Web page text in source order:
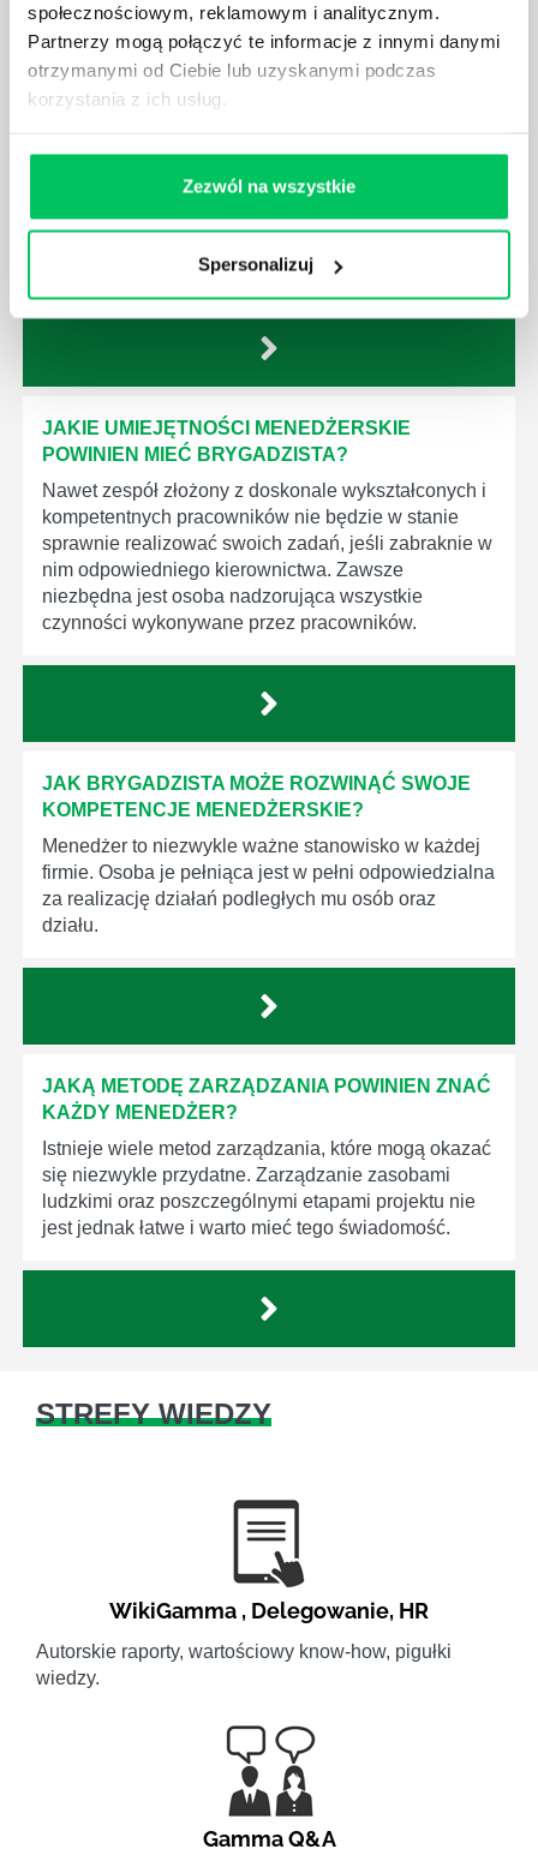
społecznościowym, reklamowym i analitycznym.
Partnerzy mogą połączyć te informacje z innymi danymi
otrzymanymi od Ciebie lub uzyskanymi podczas
korzystania z ich usług.
Zezwól na wszystkie
Spersonalizuj
JAKIE ZADANIA MUSZĄ ZREALIZOWAĆ
AGILE to coraz popularniejsze w każdej większej (i
mniejszej) firmie pojęcie związane z realizacją
projektów biznesowych. Z pewnością każda osoba
JAKIE UMIEJĘTNOŚCI MENEDŻERSKIE
POWINIEN MIEĆ BRYGADZISTA?
Nawet zespół złożony z doskonale wykształconych i
kompetentnych pracowników nie będzie w stanie
sprawnie realizować swoich zadań, jeśli zabraknie w
nim odpowiedniego kierownictwa. Zawsze
niezbędna jest osoba nadzorująca wszystkie
czynności wykonywane przez pracowników.
JAK BRYGADZISTA MOŻE ROZWINĄĆ SWOJE
KOMPETENCJE MENEDŻERSKIE?
Menedżer to niezwykle ważne stanowisko w każdej
firmie. Osoba je pełniąca jest w pełni odpowiedzialna
za realizację działań podległych mu osób oraz
działu.
JAKĄ METODĘ ZARZĄDZANIA POWINIEN ZNAĆ
KAŻDY MENEDŻER?
Istnieje wiele metod zarządzania, które mogą okazać
się niezwykle przydatne. Zarządzanie zasobami
ludzkimi oraz poszczególnymi etapami projektu nie
jest jednak łatwe i warto mieć tego świadomość.
STREFY WIEDZY
WikiGamma , Delegowanie, HR
Autorskie raporty, wartościowy know-how, pigułki
wiedzy.
Gamma Q&A